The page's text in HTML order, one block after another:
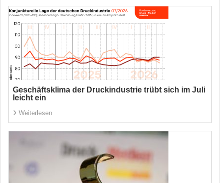
Geschäftsklima der Druckindustrie trübt sich im Juli
leicht ein
Weiterlesen